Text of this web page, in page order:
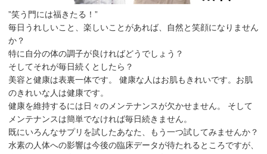
”笑う門には福きたる！”
毎日うれしいこと、楽しいことがあれば、自然と笑顔になりません
か？
特に自分の体の調子が良ければどうでしょう？
そしてそれが毎日続くとしたら？
美容と健康は表裏一体です。 健康な人はお肌もきれいです。お肌
のきれいな人は健康です。
健康を維持するには日々のメンテナンスが欠かせません。 そして
メンテナンスは簡単でなければ毎日続きません。
既にいろんなサプリを試したあなた、もう一つ試してみませんか？
水素の人体への影響は今後の臨床データが待たれるところですが、